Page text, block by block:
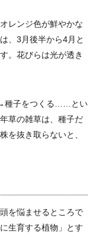
レンジ色が鮮やかな
、3月後半から4月と
。花びらは光が透き
種子をつくる……とい
草の雑草は、種子だ
を抜き取らないと、
を悩ませるところで
生育する植物」とす